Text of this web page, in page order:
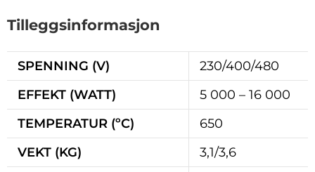
Tilleggsinformasjon
SPENNING (V)
230/400/480
EFFEKT (WATT)
5 000 – 16 000
TEMPERATUR (ºC)
650
VEKT (KG)
3,1/3,6